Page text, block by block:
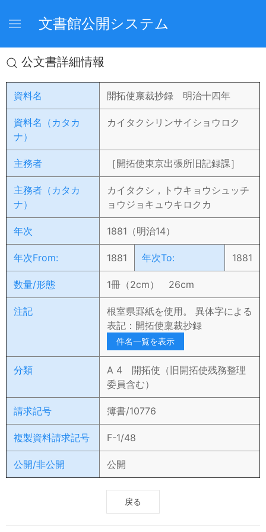
文書館公開システム
公文書詳細情報
資料名 開拓使禀裁抄録 明治十四年
資料名（カタカ
ナ）
カイタクシリンサイショウロク
主務者 ［開拓使東京出張所旧記録課］
主務者（カタカ
ナ）
カイタクシ，トウキョウシュッチ
ョウジョキュウキロクカ
年次 1881（明治14）
年次From: 1881 年次To: 1881
数量/形態 1冊（2cm） 26cm
注記
根室県罫紙を使用。 異体字による
表記：開拓使稟裁抄録
件名一覧を表示
分類
A 4 開拓使（旧開拓使残務整理
委員含む）
請求記号 簿書/10776
複製資料請求記号 F-1/48
公開/非公開 公開
戻る